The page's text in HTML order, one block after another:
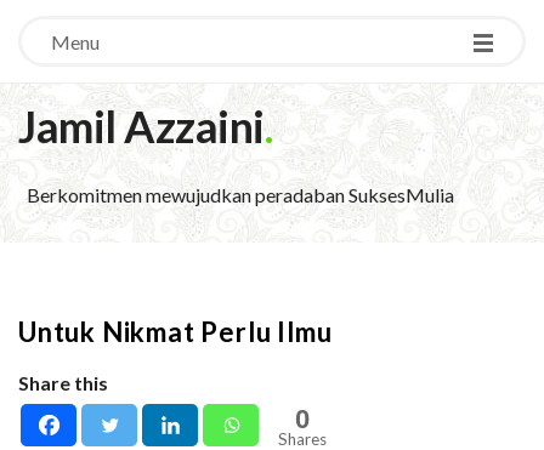
Menu
Jamil Azzaini.
Berkomitmen mewujudkan peradaban SuksesMulia
Untuk Nikmat Perlu Ilmu
Share this
0
Shares